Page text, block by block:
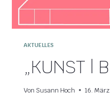
AKTUELLES
„KUNST |
Von Susann Hoch 16.